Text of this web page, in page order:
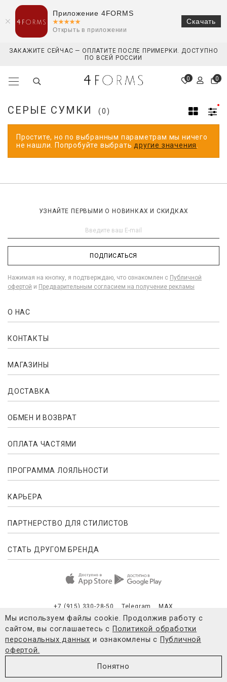
ЗАКАЖИТЕ СЕЙЧАС — ОПЛАТИТЕ ПОСЛЕ ПРИМЕРКИ. ДОСТУПНО
ПО ВСЕЙ РОССИИ
0 0
СЕРЫЕ СУМКИ (0)
Простите, но по выбранным параметрам мы ничего
не нашли. Попробуйте выбрать другие значения
УЗНАЙТЕ ПЕРВЫМИ О НОВИНКАХ И СКИДКАХ
ПОДПИСАТЬСЯ
Нажимая на кнопку, я подтверждаю, что ознакомлен с Публичной
офертой и Предварительным согласием на получение рекламы
О НАС
КОНТАКТЫ
МАГАЗИНЫ
ДОСТАВКА
ОБМЕН И ВОЗВРАТ
ОПЛАТА ЧАСТЯМИ
ПРОГРАММА ЛОЯЛЬНОСТИ
КАРЬЕРА
ПАРТНЕРСТВО ДЛЯ СТИЛИСТОВ
СТАТЬ ДРУГОМ БРЕНДА
+7 (915) 330-28-50 Telegram MAX
Согласие на обработку персональных
© 2021-2026 4FORMS
Приложение 4FORMS
Открыть в приложении
Скачать
Мы используем файлы cookie. Продолжив работу с
сайтом, вы соглашаетесь с Политикой обработки
персональных данных и ознакомлены с Публичной
офертой.
Понятно